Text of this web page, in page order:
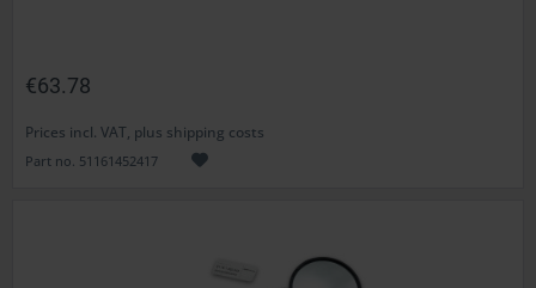
€63.78
Prices incl. VAT, plus shipping costs
Part no. 51161452417